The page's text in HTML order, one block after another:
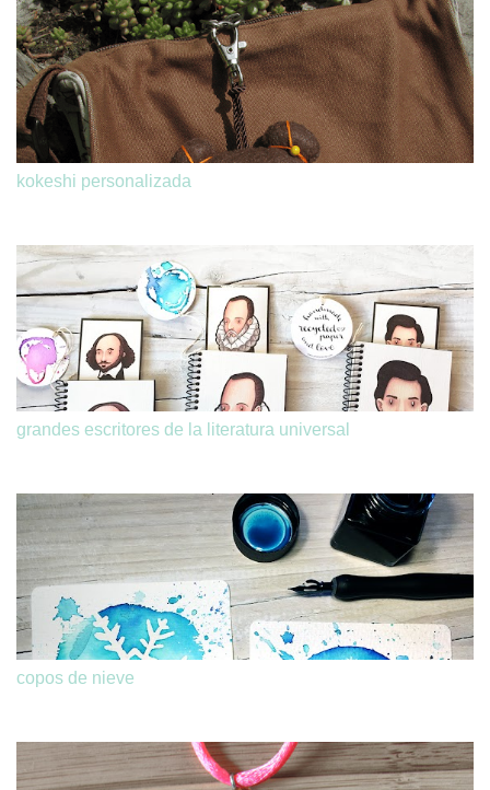
kokeshi personalizada
grandes escritores de la literatura universal
copos de nieve